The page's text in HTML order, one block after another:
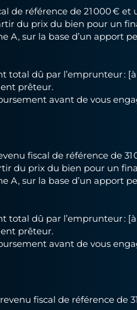
de référence de 21 000 €
du prix du bien pour un
A, sur la base d’un apport
total dû par l’emprunteur :
prêteur.
avant de vous
fiscal de référence de
du prix du bien pour un
A, sur la base d’un apport
total dû par l’emprunteur :
prêteur.
avant de vous
fiscal de référence